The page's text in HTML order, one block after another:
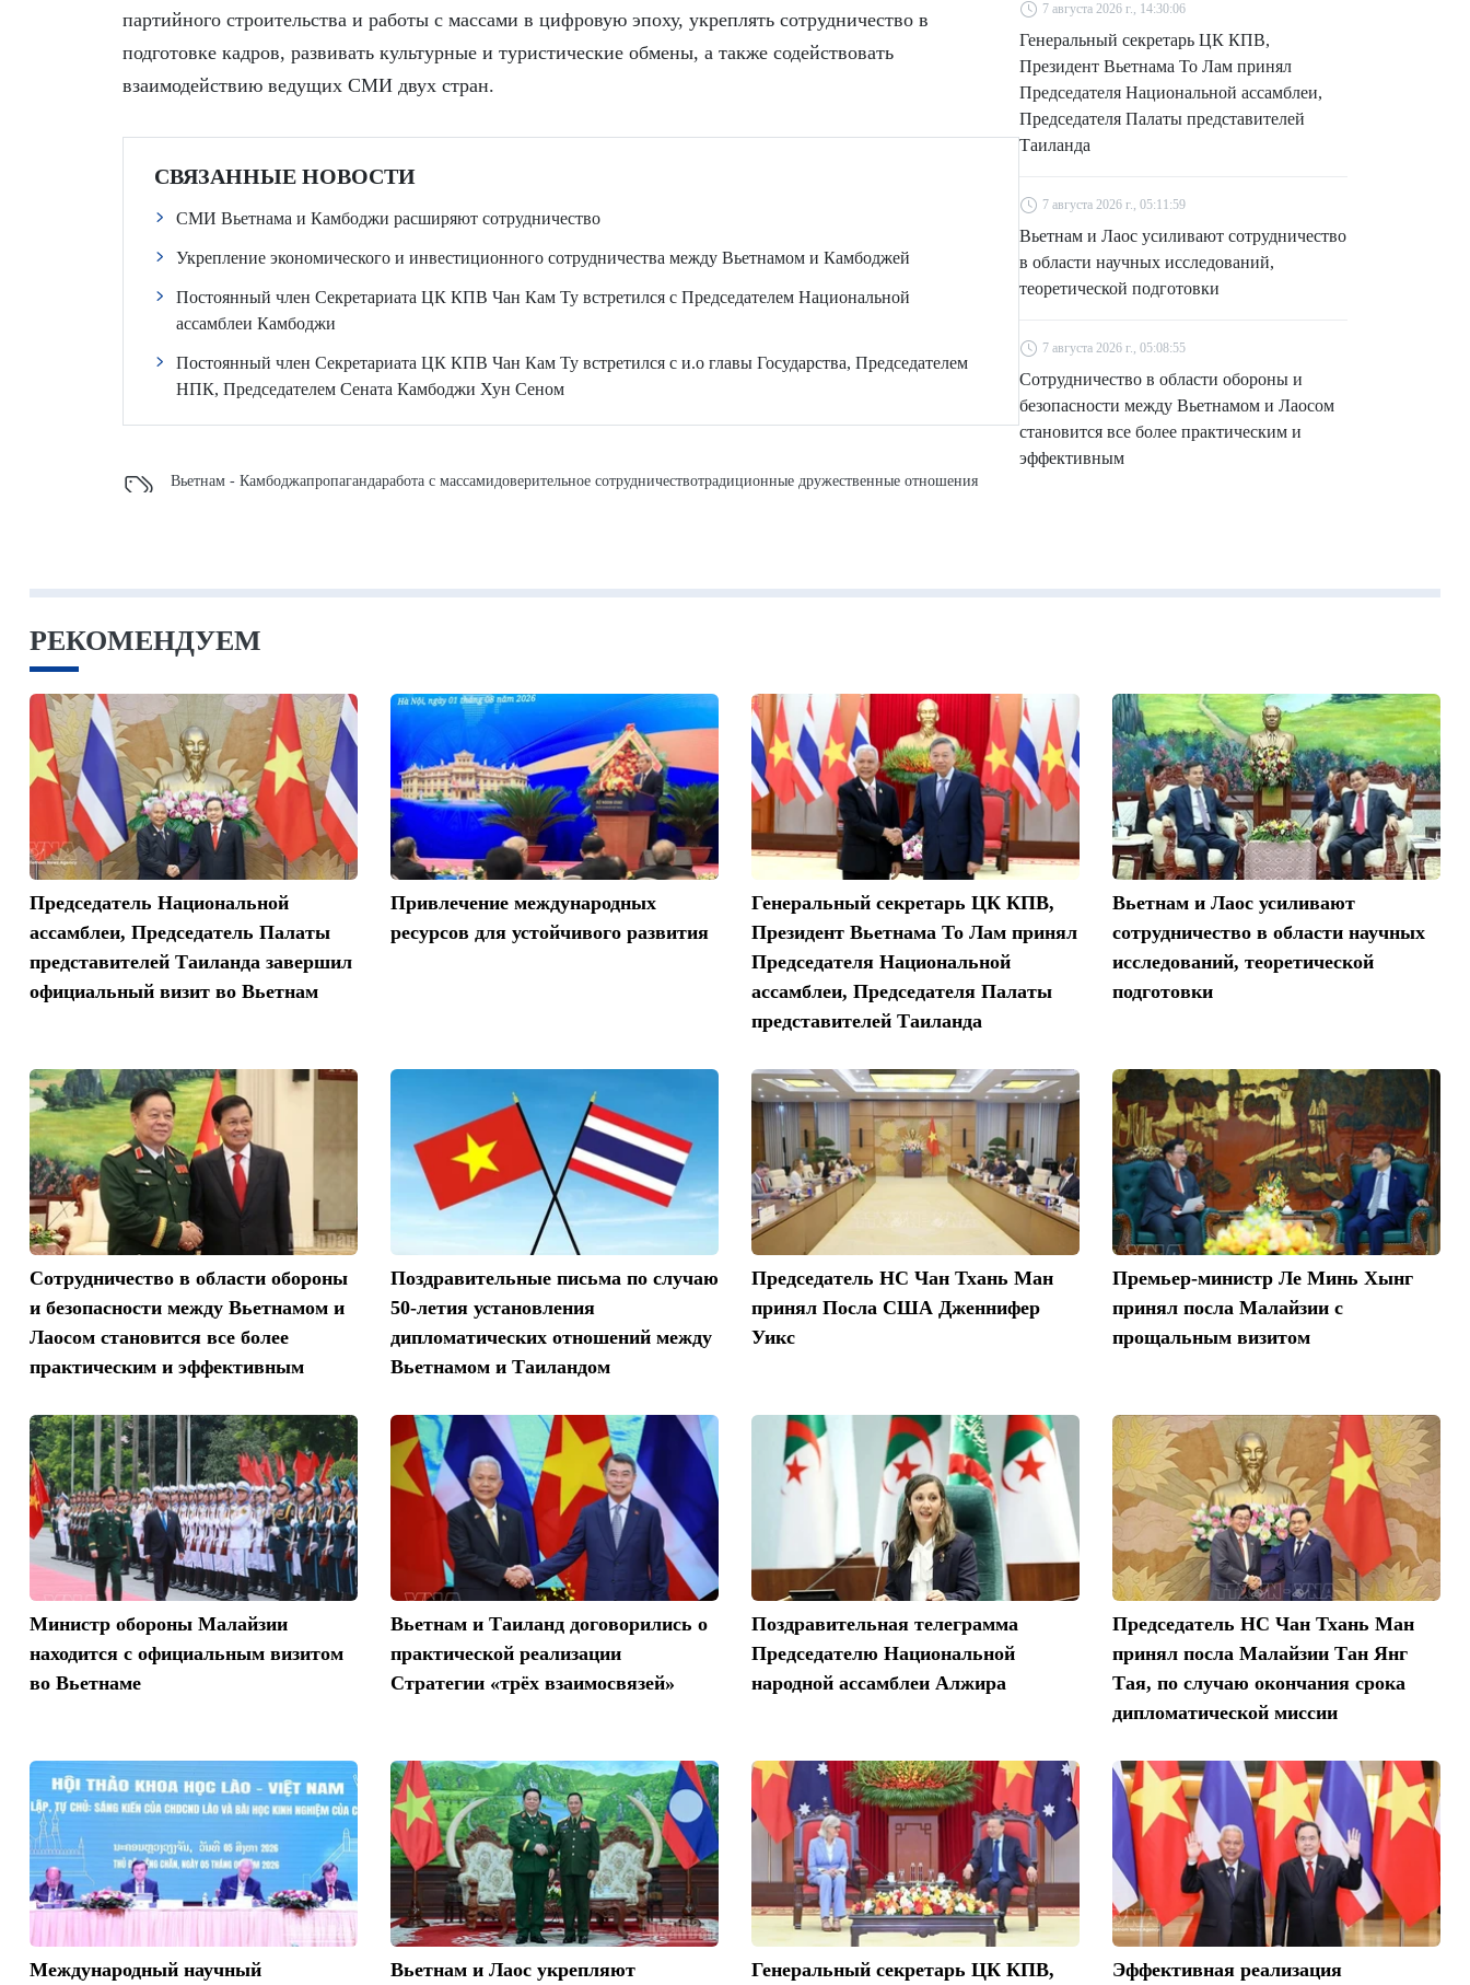
партийного строительства и работы с массами в цифровую эпоху, укреплять сотрудничество в
подготовке кадров, развивать культурные и туристические обмены, а также содействовать
взаимодействию ведущих СМИ двух стран.
СВЯЗАННЫЕ НОВОСТИ
СМИ Вьетнама и Камбоджи расширяют сотрудничество
Укрепление экономического и инвестиционного сотрудничества между Вьетнамом и Камбоджей
Постоянный член Секретариата ЦК КПВ Чан Кам Ту встретился с Председателем Национальной
ассамблеи Камбоджи
Постоянный член Секретариата ЦК КПВ Чан Кам Ту встретился с и.о главы Государства, Председателем
НПК, Председателем Сената Камбоджи Хун Сеном
Вьетнам - Камбоджапропагандаработа с массамидоверительное сотрудничествотрадиционные дружественные отношения
7 августа 2026 г., 14:30:06
Генеральный секретарь ЦК КПВ,
Президент Вьетнама То Лам принял
Председателя Национальной ассамблеи,
Председателя Палаты представителей
Таиланда
7 августа 2026 г., 05:11:59
Вьетнам и Лаос усиливают сотрудничество
в области научных исследований,
теоретической подготовки
7 августа 2026 г., 05:08:55
Сотрудничество в области обороны и
безопасности между Вьетнамом и Лаосом
становится все более практическим и
эффективным
РЕКОМЕНДУЕМ
Председатель Национальной
ассамблеи, Председатель Палаты
представителей Таиланда завершил
официальный визит во Вьетнам
Привлечение международных
ресурсов для устойчивого развития
Генеральный секретарь ЦК КПВ,
Президент Вьетнама То Лам принял
Председателя Национальной
ассамблеи, Председателя Палаты
представителей Таиланда
Вьетнам и Лаос усиливают
сотрудничество в области научных
исследований, теоретической
подготовки
Сотрудничество в области обороны
и безопасности между Вьетнамом и
Лаосом становится все более
практическим и эффективным
Поздравительные письма по случаю
50-летия установления
дипломатических отношений между
Вьетнамом и Таиландом
Председатель НС Чан Тхань Ман
принял Посла США Дженнифер
Уикс
Премьер-министр Ле Минь Хынг
принял посла Малайзии с
прощальным визитом
Министр обороны Малайзии
находится с официальным визитом
во Вьетнаме
Вьетнам и Таиланд договорились о
практической реализации
Стратегии «трёх взаимосвязей»
Поздравительная телеграмма
Председателю Национальной
народной ассамблеи Алжира
Председатель НС Чан Тхань Ман
принял посла Малайзии Тан Янг
Тая, по случаю окончания срока
дипломатической миссии
Международный научный Вьетнам и Лаос укрепляют Генеральный секретарь ЦК КПВ, Эффективная реализация